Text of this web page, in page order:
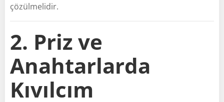
çözülmelidir.
2. Priz ve
Anahtarlarda
Kıvılcım